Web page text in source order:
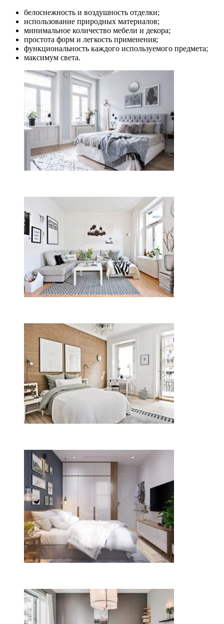
белоснежность и воздушность отделки;
использование природных материалов;
минимальное количество мебели и декора;
простота форм и легкость применения;
функциональность каждого используемого предмета;
максимум света.